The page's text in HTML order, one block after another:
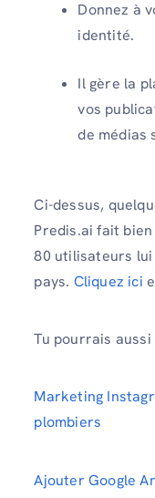
Donnez à
identité.
Il gère la
vos
de médias
Ci-dessus,
Predis.ai fait
80 utilisateurs lui
pays. Cliquez ici
Tu pourrais aussi
Marketing
plombiers
Ajouter Google